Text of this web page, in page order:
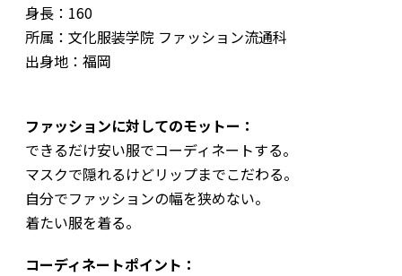
身長：160
所属：文化服装学院 ファッション流通科
出身地：福岡
ファッションに対してのモットー：
できるだけ安い服でコーディネートする。
マスクで隠れるけどリップまでこだわる。
自分でファッションの幅を狭めない。
着たい服を着る。
コーディネートポイント：